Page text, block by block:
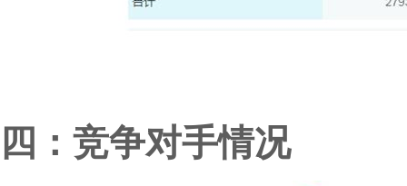
四：竞争对手情况